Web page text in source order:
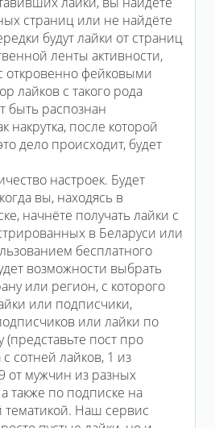
страниц или не найдёте
будут лайки от страниц
ленты активности,
откровенно фейковыми
лайков с такого рода
быть распознан
накрутка, после которой
дело происходит, будет
настроек. Будет
вы, находясь в
начнёте получать лайки с
в Беларуси или
бесплатного
возможности выбрать
или регион, с которого
или подписчики,
или лайки по
(представьте пост про
сотней лайков, 1 из
от мужчин из разных
также по подписке на
тематикой. Наш сервис